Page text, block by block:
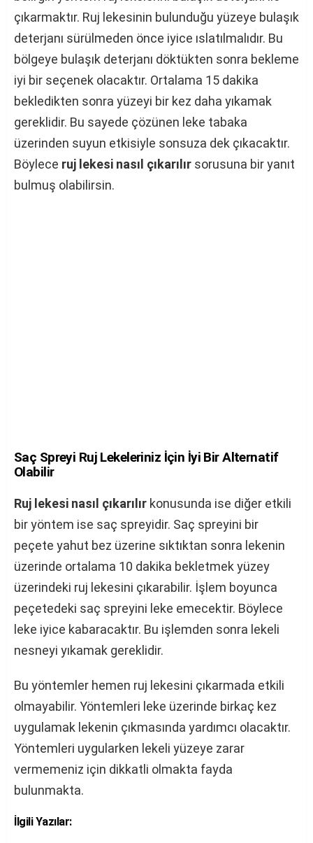
çıkarmaktır. Ruj lekesinin bulunduğu yüzeye bulaşık
deterjanı sürülmeden önce iyice ıslatılmalıdır. Bu
bölgeye bulaşık deterjanı döktükten sonra bekleme
iyi bir seçenek olacaktır. Ortalama 15 dakika
bekledikten sonra yüzeyi bir kez daha yıkamak
gereklidir. Bu sayede çözünen leke tabaka
üzerinden suyun etkisiyle sonsuza dek çıkacaktır.
Böylece ruj lekesi nasıl çıkarılır sorusuna bir yanıt
bulmuş olabilirsin.
Saç Spreyi Ruj Lekeleriniz İçin İyi Bir Alternatif
Olabilir
Ruj lekesi nasıl çıkarılır konusunda ise diğer etkili
bir yöntem ise saç spreyidir. Saç spreyini bir
peçete yahut bez üzerine sıktıktan sonra lekenin
üzerinde ortalama 10 dakika bekletmek yüzey
üzerindeki ruj lekesini çıkarabilir. İşlem boyunca
peçetedeki saç spreyini leke emecektir. Böylece
leke iyice kabaracaktır. Bu işlemden sonra lekeli
nesneyi yıkamak gereklidir.
Bu yöntemler hemen ruj lekesini çıkarmada etkili
olmayabilir. Yöntemleri leke üzerinde birkaç kez
uygulamak lekenin çıkmasında yardımcı olacaktır.
Yöntemleri uygularken lekeli yüzeye zarar
vermemeniz için dikkatli olmakta fayda
bulunmakta.
İlgili Yazılar: